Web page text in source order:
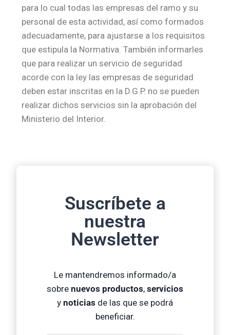
para lo cual todas las empresas del ramo y su
personal de esta actividad, así como formados
adecuadamente, para ajustarse a los requisitos
que estipula la Normativa. También informarles
que para realizar un servicio de seguridad
acorde con la ley las empresas de seguridad
deben estar inscritas en la D.G.P. no se pueden
realizar dichos servicios sin la aprobación del
Ministerio del Interior.
Suscríbete a
nuestra
Newsletter
Le mantendremos informado/a
sobre nuevos productos, servicios
y noticias de las que se podrá
beneficiar.